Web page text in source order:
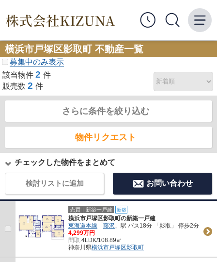
横浜市戸塚区影取町 不動産一覧
募集中のみ表示
該当物件 2 件
販売数 2 件
さらに条件を絞り込む
物件リクエスト
チェックした物件をまとめて
検討リストに追加 お問い合わせ
売買｜新築一戸建 新築
横浜市戸塚区影取町の新築一戸建
東海道本線 「藤沢 」駅 バス18分 「影取」 停歩2分
4,299万円
間取:4LDK/108.89㎡
神奈川県横浜市戸塚区影取町